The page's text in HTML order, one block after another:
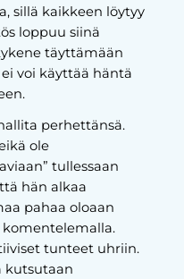
sillä kaikkeen löytyy
loppuu siinä
täyttämään
voi käyttää häntä
perhettänsä.
ole
tullessaan
hän alkaa
pahaa oloaan
tunteet uhriin.
kutsutaan